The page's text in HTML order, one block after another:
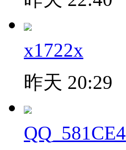
x1722x
昨天 20:29
QQ_581CE4